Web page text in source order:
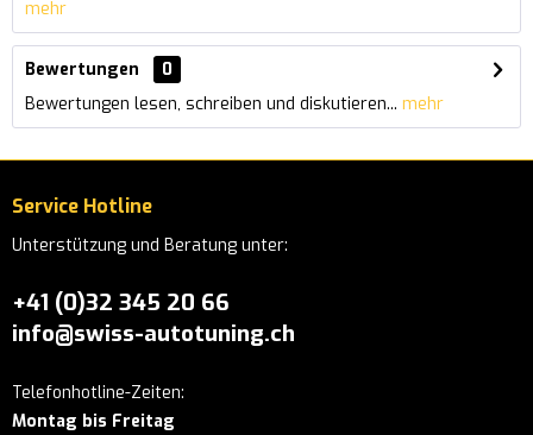
mehr
Bewertungen
0
Bewertungen lesen, schreiben und diskutieren... mehr
Service Hotline
Unterstützung und Beratung unter:
+41 (0)32 345 20 66
info@swiss-autotuning.ch
Telefonhotline-Zeiten:
Montag bis Freitag